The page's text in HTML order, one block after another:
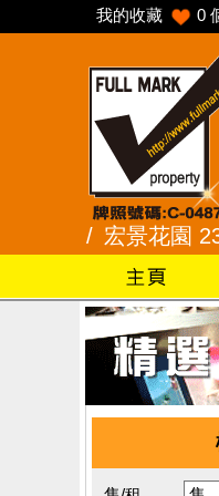
我的收藏 0
宏景花園 2345